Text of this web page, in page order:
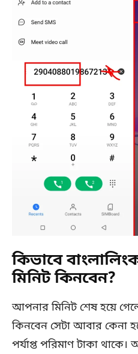
কিভাবে
মিনিট কিনবেন?
আপনার মিনিট শেষ হয়ে
কিনবেন সেটা আবার কেনা
পর্যাপ্ত পরিমাণ টাকা